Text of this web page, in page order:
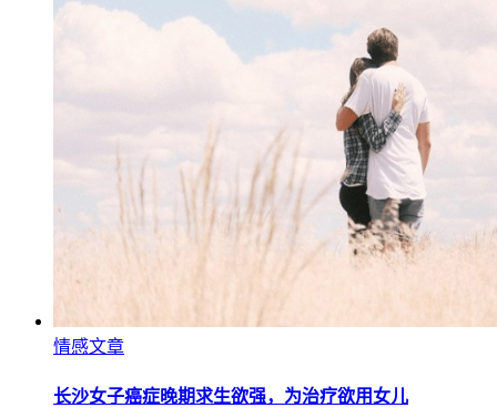
情感文章
长沙女子癌症晚期求生欲强，为治疗欲用女儿